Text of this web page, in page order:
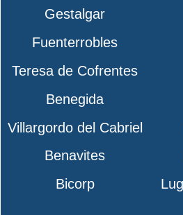
Gestalgar
Fuenterrobles
Teresa de Cofrentes
Benegida
Villargordo del Cabriel
Benavites
Bicorp